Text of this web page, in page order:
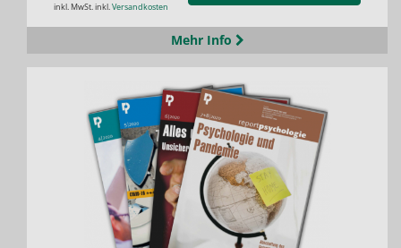
inkl. MwSt. inkl.Versandkosten
Mehr Info